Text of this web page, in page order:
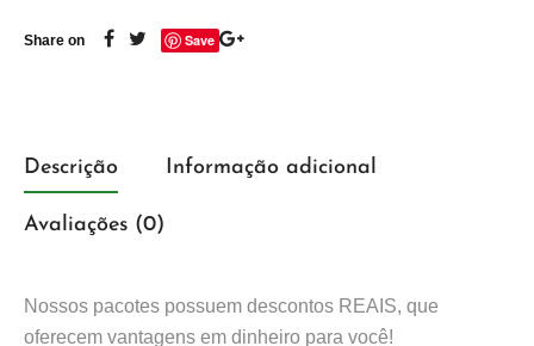
Share on Save
Descrição Informação adicional
Avaliações (0)
Nossos pacotes possuem descontos REAIS, que
oferecem vantagens em dinheiro para você!